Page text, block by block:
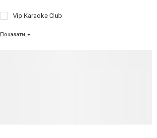
Vip Karaoke Club
Показати